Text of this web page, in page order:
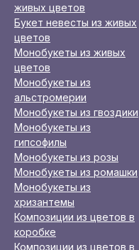
живых цветов
Букет невесты из живых
цветов
Монобукеты из живых
цветов
Монобукеты из
альстромерии
Монобукеты из гвоздики
Монобукеты из
гипсофилы
Монобукеты из розы
Монобукеты из ромашки
Монобукеты из
хризантемы
Композиции из цветов в
коробке
Композиции из цветов в